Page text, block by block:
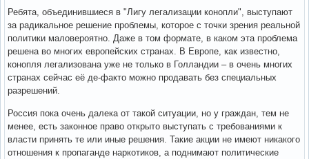
Ребята, объединившиеся в "Лигу легализации конопли", выступают
за радикальное решение проблемы, которое с точки зрения реальной
политики маловероятно. Даже в том формате, в каком эта проблема
решена во многих европейских странах. В Европе, как известно,
конопля легализована уже не только в Голландии – в очень многих
странах сейчас её де-факто можно продавать без специальных
разрешений.
Россия пока очень далека от такой ситуации, но у граждан, тем не
менее, есть законное право открыто выступать с требованиями к
власти принять те или иные решения. Такие акции не имеют никакого
отношения к пропаганде наркотиков, а поднимают политические